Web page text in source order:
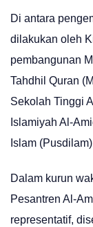
Di antara
dilakukan oleh
pembangunan
Tahdhil Quran
Sekolah Tinggi
Islamiyah Al-
Islam
Dalam kurun
Pesantren Al-
representatif,